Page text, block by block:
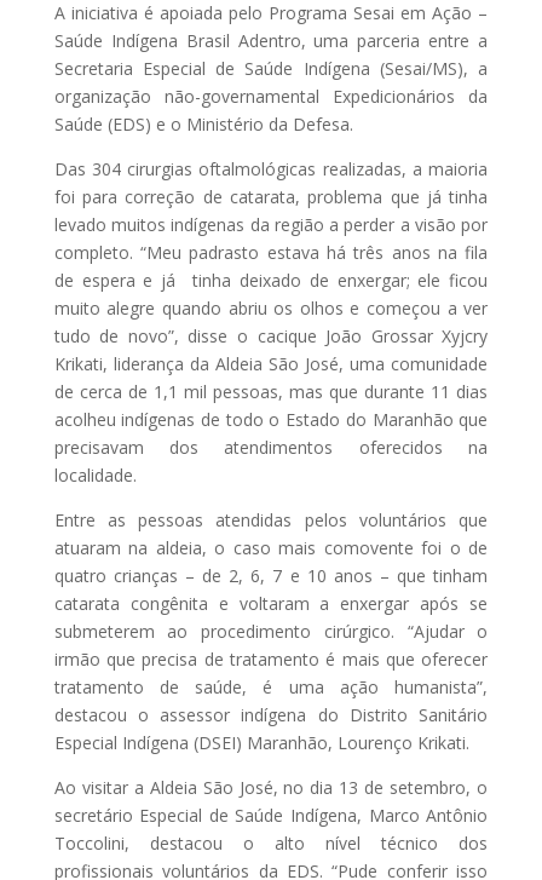
A iniciativa é apoiada pelo Programa Sesai em Ação –
Saúde Indígena Brasil Adentro, uma parceria entre a
Secretaria Especial de Saúde Indígena (Sesai/MS), a
organização não-governamental Expedicionários da
Saúde (EDS) e o Ministério da Defesa.
Das 304 cirurgias oftalmológicas realizadas, a maioria
foi para correção de catarata, problema que já tinha
levado muitos indígenas da região a perder a visão por
completo. “Meu padrasto estava há três anos na fila
de espera e já tinha deixado de enxergar; ele ficou
muito alegre quando abriu os olhos e começou a ver
tudo de novo”, disse o cacique João Grossar Xyjcry
Krikati, liderança da Aldeia São José, uma comunidade
de cerca de 1,1 mil pessoas, mas que durante 11 dias
acolheu indígenas de todo o Estado do Maranhão que
precisavam dos atendimentos oferecidos na
localidade.
Entre as pessoas atendidas pelos voluntários que
atuaram na aldeia, o caso mais comovente foi o de
quatro crianças – de 2, 6, 7 e 10 anos – que tinham
catarata congênita e voltaram a enxergar após se
submeterem ao procedimento cirúrgico. “Ajudar o
irmão que precisa de tratamento é mais que oferecer
tratamento de saúde, é uma ação humanista”,
destacou o assessor indígena do Distrito Sanitário
Especial Indígena (DSEI) Maranhão, Lourenço Krikati.
Ao visitar a Aldeia São José, no dia 13 de setembro, o
secretário Especial de Saúde Indígena, Marco Antônio
Toccolini, destacou o alto nível técnico dos
profissionais voluntários da EDS. “Pude conferir isso